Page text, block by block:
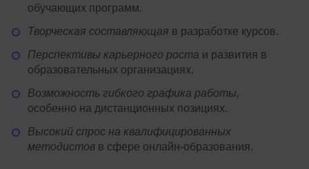
обучающих программ.
Творческая составляющая в разработке курсов.
Перспективы карьерного роста и развития в
образовательных организациях.
Возможность гибкого графика работы,
особенно на дистанционных позициях.
Высокий спрос на квалифицированных
методистов в сфере онлайн-образования.